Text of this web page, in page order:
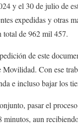
y el 30 de julio de
expedidas y otras
total de 962 mil 457.
de este
Movilidad. Con ese
e incluso bajar los
pasar el
minutos, aun